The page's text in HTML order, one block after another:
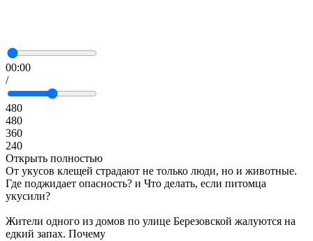
00:00
/
480
480
360
240
Открыть полностью
От укусов клещей страдают не только люди, но и животные.
Где поджидает опасность? и Что делать, если питомца
укусили?
Жители одного из домов по улице Березовской жалуются на
едкий запах. Почему